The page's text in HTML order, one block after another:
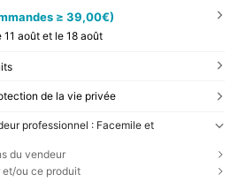
≥ 39,00€)
11 août et le 18 août
de la vie privée
professionnel : Facemile et
du vendeur
et/ou ce produit